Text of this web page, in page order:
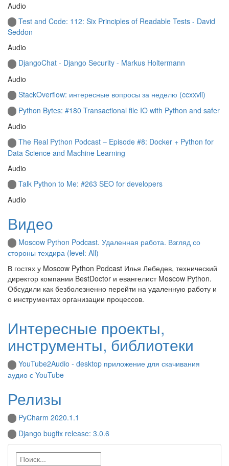
Audio
Test and Code: 112: Six Principles of Readable Tests - David
Seddon
Audio
DjangoChat - Django Security - Markus Holtermann
Audio
StackOverflow: интересные вопросы за неделю (ccxxvii)
Python Bytes: #180 Transactional file IO with Python and safer
Audio
The Real Python Podcast – Episode #8: Docker + Python for
Data Science and Machine Learning
Audio
Talk Python to Me: #263 SEO for developers
Audio
Видео
Moscow Python Podcast. Удаленная работа. Взгляд со
стороны техдира (level: All)
В гостях у Moscow Python Podcast Илья Лебедев, технический
директор компании BestDoctor и евангелист Moscow Python.
Обсудили как безболезненно перейти на удаленную работу и
о инструментах организации процессов.
Интересные проекты,
инструменты, библиотеки
YouTube2Audio - desktop приложение для скачивания
аудио с YouTube
Релизы
PyCharm 2020.1.1
Django bugfix release: 3.0.6